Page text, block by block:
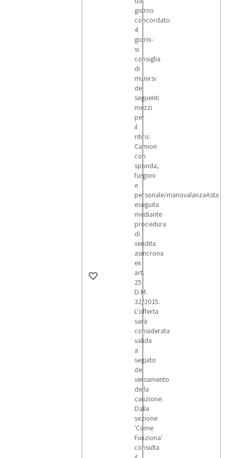
giorno
concordato:
4
giorni-
si
consiglia
di
munirsi
dei
seguenti
mezzi
per
il
ritiro:
Camion
con
sponda,
furgoni
e
personale/manovalanzaAsta
eseguita
mediante
procedura
di
vendita
asincrona
ex
art.
25
D.M.
32/2015.
L'offerta
sarà
considerata
valida
a
seguito
del
versamento
della
cauzione.
Dalla
sezione
'Come
Funziona'
consulta